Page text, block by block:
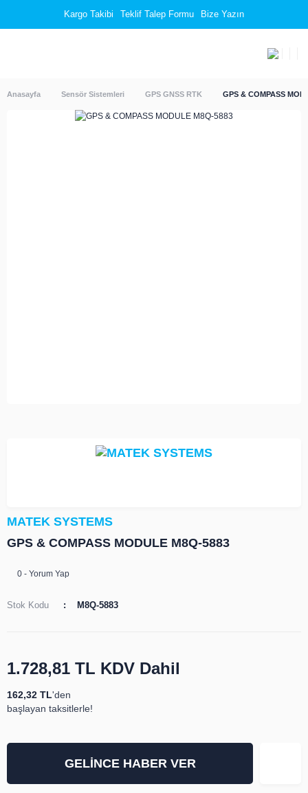
Kargo Takibi Teklif Talep Formu Bize Yazın
Anasayfa Sensör Sistemleri GPS GNSS RTK GPS & COMPASS
MATEK SYSTEMS
GPS & COMPASS MODULE M8Q-5883
0 - Yorum Yap
Stok Kodu M8Q-5883
1.728,81 TL KDV Dahil
162,32 TL'den
başlayan taksitlerle!
GELİNCE HABER VER